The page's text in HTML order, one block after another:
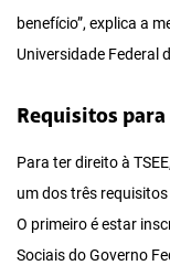
benefício”, explica a
Universidade Federal
Requisitos
Para ter direito à
um dos três
O primeiro é estar
Sociais do Governo